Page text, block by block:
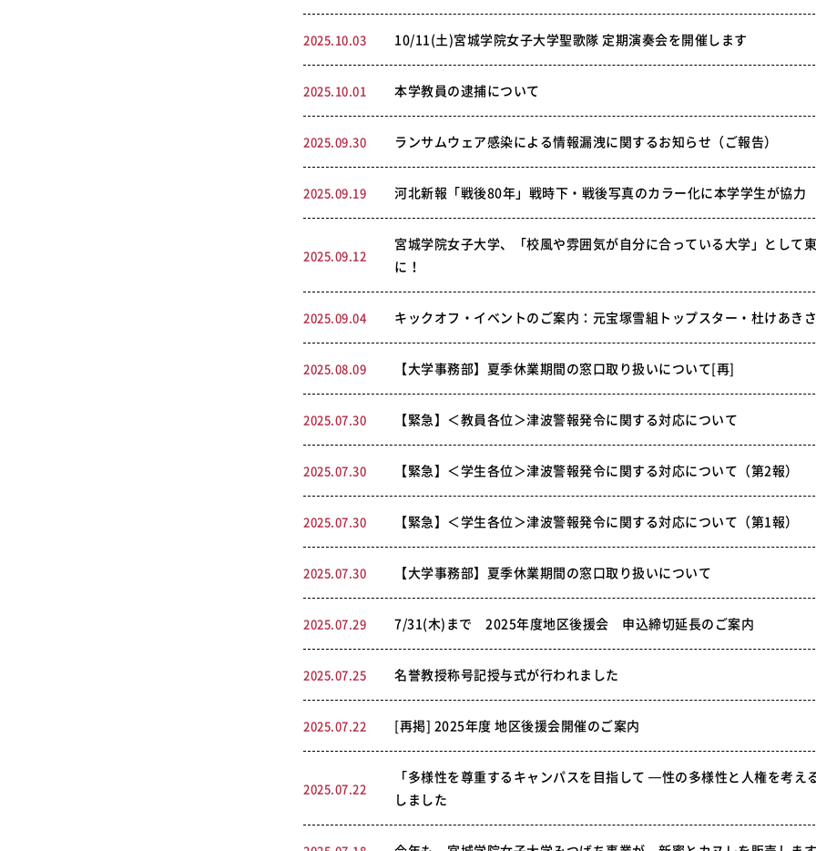
2025.10.03 10/11(土)宮城学院女子大学聖歌隊 定期演奏会を開催します
2025.10.01 本学教員の逮捕について
2025.09.30 ランサムウェア感染による情報漏洩に関するお知らせ（ご報告）
2025.09.19 河北新報「戦後80年」戦時下・戦後写真のカラー化に本学学生が協力
2025.09.12
宮城学院女子大学、「校風や雰囲気が自分に合っている大学」として
に！
2025.09.04 キックオフ・イベントのご案内：元宝塚雪組トップスター・杜けあき
2025.08.09 【大学事務部】夏季休業期間の窓口取り扱いについて[再]
2025.07.30 【緊急】＜教員各位＞津波警報発令に関する対応について
2025.07.30 【緊急】＜学生各位＞津波警報発令に関する対応について（第2報）
2025.07.30 【緊急】＜学生各位＞津波警報発令に関する対応について（第1報）
2025.07.30 【大学事務部】夏季休業期間の窓口取り扱いについて
2025.07.29 7/31(木)まで 2025年度地区後援会 申込締切延長のご案内
2025.07.25 名誉教授称号記授与式が行われました
2025.07.22 [再掲] 2025年度 地区後援会開催のご案内
2025.07.22
「多様性を尊重するキャンパスを目指して —性の多様性と人権を考
しました